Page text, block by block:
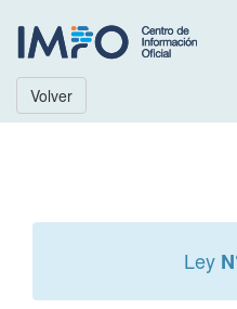
Volver
Ley